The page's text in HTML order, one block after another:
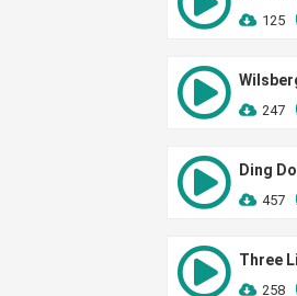
125
247
Ding
457
Three
258